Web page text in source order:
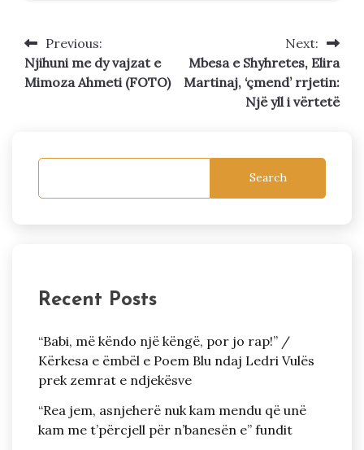
Post
navigation
Previous:
Njihuni me dy vajzat e
Mimoza Ahmeti (FOTO)
Next:
Mbesa e Shyhretes, Elira
Martinaj, ‘çmend’ rrjetin:
Një yll i vërtetë
Search
Recent Posts
“Babi, më këndo një këngë, por jo rap!” /
Kërkesa e ëmbël e Poem Blu ndaj Ledri Vulës
prek zemrat e ndjekësve
“Rea jem, asnjeherë nuk kam mendu që unë
kam me t’përcjell për n’banesën e” fundit